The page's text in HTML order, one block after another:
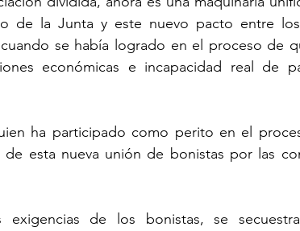
de la Junta y este nuevo pacto entre
se había logrado en el proceso de
económicas e incapacidad real de
ha participado como perito en el
esta nueva unión de bonistas por las
exigencias de los bonistas, se